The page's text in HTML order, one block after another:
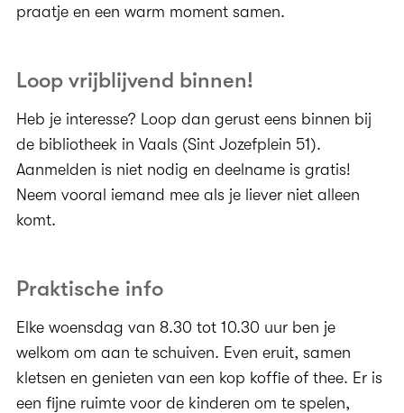
praatje en een warm moment samen.
Loop vrijblijvend binnen!
Heb je interesse? Loop dan gerust eens binnen bij
de bibliotheek in Vaals (Sint Jozefplein 51).
Aanmelden is niet nodig en deelname is gratis!
Neem vooral iemand mee als je liever niet alleen
komt.
Praktische info
Elke woensdag van 8.30 tot 10.30 uur ben je
welkom om aan te schuiven. Even eruit, samen
kletsen en genieten van een kop koffie of thee. Er is
een fijne ruimte voor de kinderen om te spelen,